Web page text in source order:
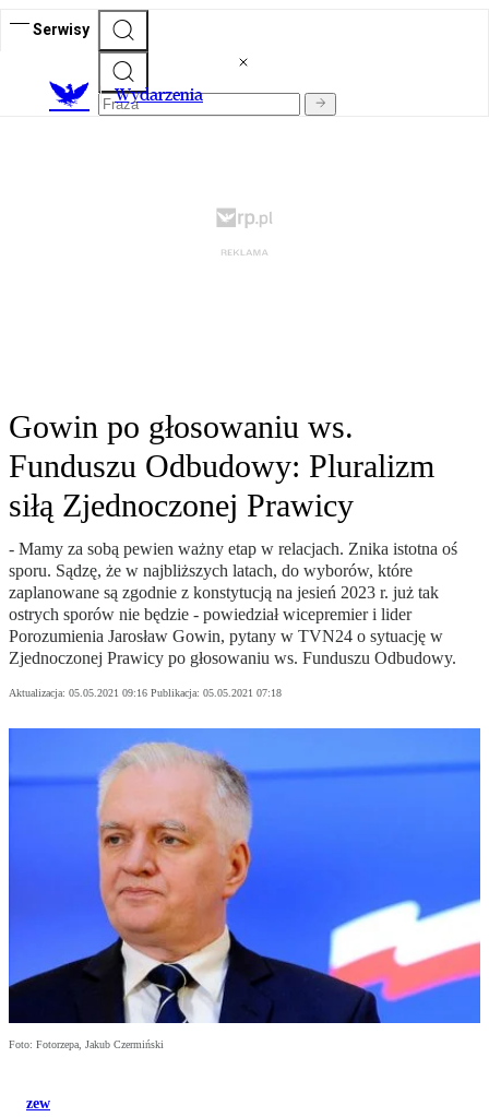
Serwisy
Wydarzenia
Gowin po głosowaniu ws.
Funduszu Odbudowy: Pluralizm
siłą Zjednoczonej Prawicy
- Mamy za sobą pewien ważny etap w relacjach. Znika istotna oś
sporu. Sądzę, że w najbliższych latach, do wyborów, które
zaplanowane są zgodnie z konstytucją na jesień 2023 r. już tak
ostrych sporów nie będzie - powiedział wicepremier i lider
Porozumienia Jarosław Gowin, pytany w TVN24 o sytuację w
Zjednoczonej Prawicy po głosowaniu ws. Funduszu Odbudowy.
Aktualizacja: 05.05.2021 09:16 Publikacja: 05.05.2021 07:18
Foto: Fotorzepa, Jakub Czermiński
zew